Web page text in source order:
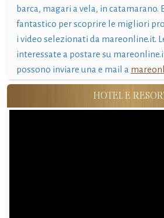
barca, magari a vela, in catamarano.
fantastico per scoprire le migliori
i video selezionati da mareonline.it.
interessate a postare su
possono inviare una e mail a
HOTEL E